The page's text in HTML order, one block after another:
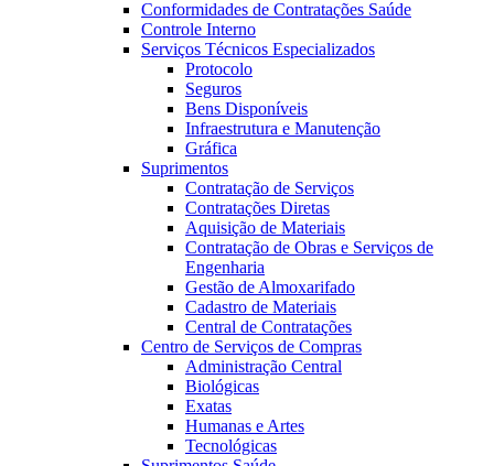
Conformidades de Contratações Saúde
Controle Interno
Serviços Técnicos Especializados
Protocolo
Seguros
Bens Disponíveis
Infraestrutura e Manutenção
Gráfica
Suprimentos
Contratação de Serviços
Contratações Diretas
Aquisição de Materiais
Contratação de Obras e Serviços de
Engenharia
Gestão de Almoxarifado
Cadastro de Materiais
Central de Contratações
Centro de Serviços de Compras
Administração Central
Biológicas
Exatas
Humanas e Artes
Tecnológicas